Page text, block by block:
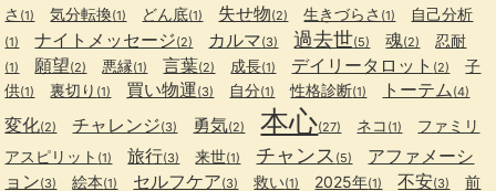
さ (1) 気分転換(1) どん底(1) 失せ物(2) 生きづらさ (1) 自己分析
(1) ナイトメッセージ(2) カルマ(3) 過去世(5) 魂(2) 忍耐
(1) 願望(2) 悪縁(1) 言葉(2) 成長(1) デイリータロット (2)
子
供(1) 裏切り (1) 買い物運(3) 自分(1) 性格診断(1) トーテム (4)
変化(2) チャレンジ(3) 勇気(2) 本心(27) ネコ (1)
ファミリ
アスピリット (1) 旅行(3) 来世(1) チャンス (5)
アファメーシ
ョン(3) 絵本(1) セルフケア(3) 救い(1) 2025年(1) 不安(3)
前